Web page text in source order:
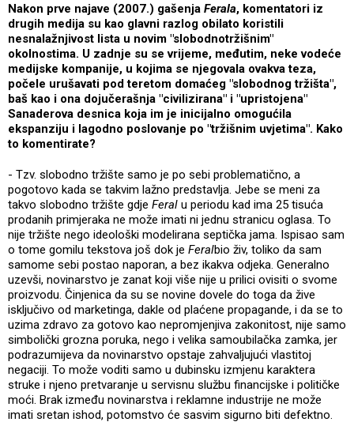
Nakon prve najave (2007.) gašenja Ferala, komentatori iz
drugih medija su kao glavni razlog obilato koristili
nesnalažnjivost lista u novim "slobodnotržišnim"
okolnostima. U zadnje su se vrijeme, međutim, neke vodeće
medijske kompanije, u kojima se njegovala ovakva teza,
počele urušavati pod teretom domaćeg "slobodnog tržišta",
baš kao i ona dojučerašnja "civilizirana" i "upristojena"
Sanaderova desnica koja im je inicijalno omogućila
ekspanziju i lagodno poslovanje po "tržišnim uvjetima". Kako
to komentirate?
- Tzv. slobodno tržište samo je po sebi problematično, a
pogotovo kada se takvim lažno predstavlja. Jebe se meni za
takvo slobodno tržište gdje Feral u periodu kad ima 25 tisuća
prodanih primjeraka ne može imati ni jednu stranicu oglasa. To
nije tržište nego ideološki modelirana septička jama. Ispisao sam
o tome gomilu tekstova još dok je Feralbio živ, toliko da sam
samome sebi postao naporan, a bez ikakva odjeka. Generalno
uzevši, novinarstvo je zanat koji više nije u prilici ovisiti o svome
proizvodu. Činjenica da su se novine dovele do toga da žive
isključivo od marketinga, dakle od plaćene propagande, i da se to
uzima zdravo za gotovo kao nepromjenjiva zakonitost, nije samo
simbolički grozna poruka, nego i velika samoubilačka zamka, jer
podrazumijeva da novinarstvo opstaje zahvaljujući vlastitoj
negaciji. To može voditi samo u dubinsku izmjenu karaktera
struke i njeno pretvaranje u servisnu službu financijske i političke
moći. Brak između novinarstva i reklamne industrije ne može
imati sretan ishod, potomstvo će sasvim sigurno biti defektno.